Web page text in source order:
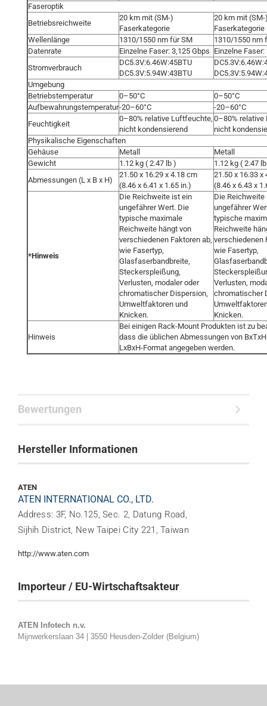
Faseroptik
Betriebsreichweite
20 km mit (SM-)
Faserkategorie
20 km mit (SM-
Faserkategorie
Wellenlänge
1310/1550 nm für SM
1310/1550 nm
Datenrate
Einzelne Faser: 3,125 Gbps Einzelne
Stromverbrauch
DC5.3V:6.46W:45BTU
DC5.3V:5.94W:43BTU
Umgebung
Betriebstemperatur
0–50°C
0–50°C
Aufbewahrungstemperatur-20–60°C
-20–60°C
Feuchtigkeit
0–80% relative Luftfeuchte,
nicht kondensierend
0–80%
nicht
Physikalische Eigenschaften
Gehäuse
Metall
Metall
Gewicht
1.12 kg ( 2.47 lb )
1.12 kg ( 2.47
Abmessungen (L x B x H)
21.50 x 16.29 x 4.18 cm
(8.46 x 6.41 x 1.65 in.)
21.50 x 16.33 x
(8.46 x 6.43 x
*Hinweis
Die Reichweite ist ein
ungefährer Wert. Die
typische maximale
Reichweite hängt von
verschiedenen Faktoren ab,
wie Fasertyp,
Glasfaserbandbreite,
Steckerspleißung,
Verlusten, modaler oder
chromatischer Dispersion,
Umweltfaktoren und
Knicken.
Die Reichweite
ungefährer
typische
Reichweite
verschiedenen
wie Fasertyp,
Verlusten,
chromatischer
Knicken.
Hinweis
Bei einigen Rack-Mount Produkten ist zu
dass die üblichen Abmessungen von
LxBxH-Format angegeben werden.
Bewertungen
Hersteller Informationen
ATEN
ATEN INTERNATIONAL CO., LTD.
Address: 3F, No.125, Sec. 2, Datung Road,
Sijhih District, New Taipei City 221, Taiwan
http://www.aten.com
Importeur / EU-Wirtschaftsakteur
ATEN Infotech n.v.
Mijnwerkerslaan 34 | 3550 Heusden-Zolder (Belgium)